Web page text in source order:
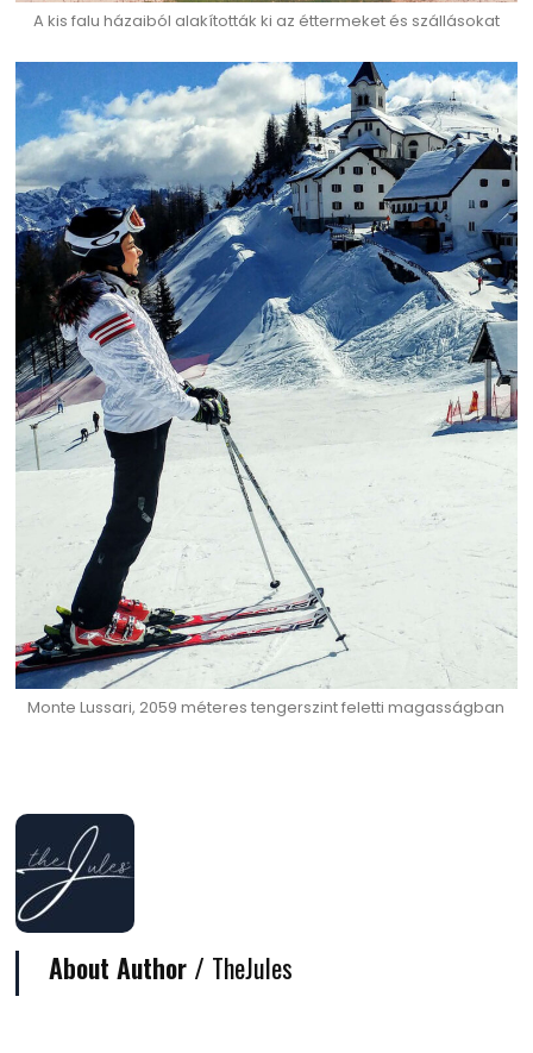
A kis falu házaiból alakították ki az éttermeket és szállásokat
Monte Lussari, 2059 méteres tengerszint feletti magasságban
About Author / TheJules